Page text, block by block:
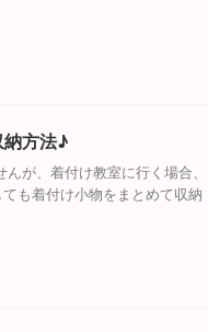
納方法♪
が、着付け教室に行く場合、
も着付け小物をまとめて収納